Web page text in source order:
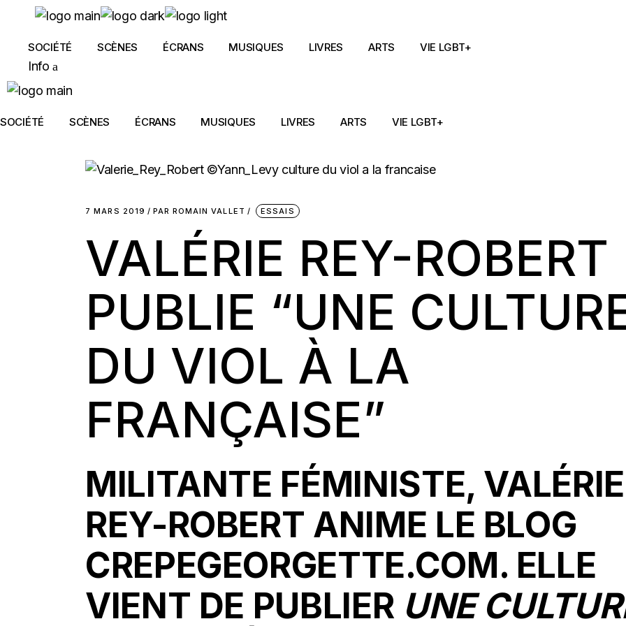
contentSOCIÉTÉ SCÈNES ÉCRANS MUSIQUES LIVRES ARTS VIE LGBT+
Info
SOCIÉTÉ SCÈNES ÉCRANS MUSIQUES LIVRES ARTS VIE LGBT+
7 MARS 2019 PAR ROMAIN VALLET ESSAIS
VALÉRIE REY-ROBERT
PUBLIE “UNE
DU VIOL À LA
FRANÇAISE”
MILITANTE FÉMINISTE, VALÉRIE
REY-ROBERT ANIME LE BLOG
CREPEGEORGETTE.COM. ELLE
VIENT DE PUBLIER UNE